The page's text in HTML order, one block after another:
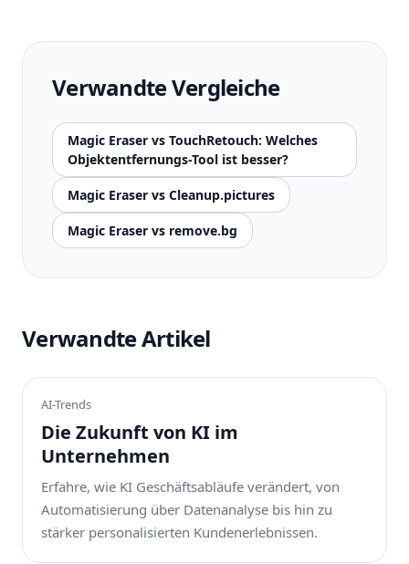
Verwandte Vergleiche
Magic Eraser vs TouchRetouch: Welches
Objektentfernungs-Tool ist besser?
Magic Eraser vs Cleanup.pictures
Magic Eraser vs remove.bg
Verwandte Artikel
AI-Trends
Die Zukunft von KI im
Unternehmen
Erfahre, wie KI Geschäftsabläufe verändert, von
Automatisierung über Datenanalyse bis hin zu
stärker personalisierten Kundenerlebnissen.